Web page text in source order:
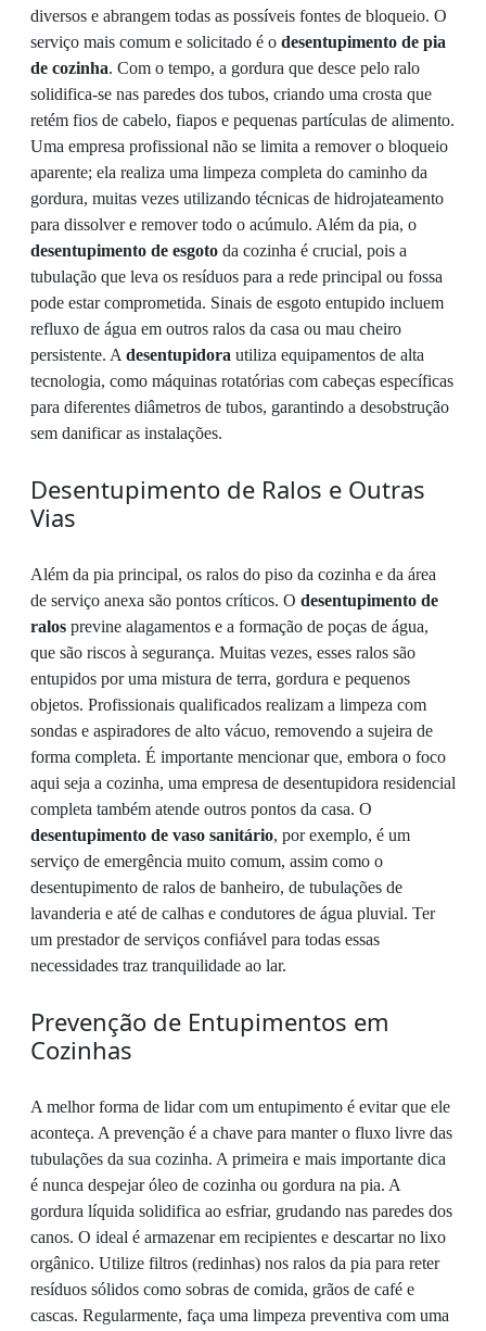
diversos e abrangem todas as possíveis fontes de bloqueio. O
serviço mais comum e solicitado é o desentupimento de pia
de cozinha. Com o tempo, a gordura que desce pelo ralo
solidifica-se nas paredes dos tubos, criando uma crosta que
retém fios de cabelo, fiapos e pequenas partículas de alimento.
Uma empresa profissional não se limita a remover o bloqueio
aparente; ela realiza uma limpeza completa do caminho da
gordura, muitas vezes utilizando técnicas de hidrojateamento
para dissolver e remover todo o acúmulo. Além da pia, o
desentupimento de esgoto da cozinha é crucial, pois a
tubulação que leva os resíduos para a rede principal ou fossa
pode estar comprometida. Sinais de esgoto entupido incluem
refluxo de água em outros ralos da casa ou mau cheiro
persistente. A desentupidora utiliza equipamentos de alta
tecnologia, como máquinas rotatórias com cabeças específicas
para diferentes diâmetros de tubos, garantindo a desobstrução
sem danificar as instalações.
Desentupimento de Ralos e Outras
Vias
Além da pia principal, os ralos do piso da cozinha e da área
de serviço anexa são pontos críticos. O desentupimento de
ralos previne alagamentos e a formação de poças de água,
que são riscos à segurança. Muitas vezes, esses ralos são
entupidos por uma mistura de terra, gordura e pequenos
objetos. Profissionais qualificados realizam a limpeza com
sondas e aspiradores de alto vácuo, removendo a sujeira de
forma completa. É importante mencionar que, embora o foco
aqui seja a cozinha, uma empresa de desentupidora residencial
completa também atende outros pontos da casa. O
desentupimento de vaso sanitário, por exemplo, é um
serviço de emergência muito comum, assim como o
desentupimento de ralos de banheiro, de tubulações de
lavanderia e até de calhas e condutores de água pluvial. Ter
um prestador de serviços confiável para todas essas
necessidades traz tranquilidade ao lar.
Prevenção de Entupimentos em
Cozinhas
A melhor forma de lidar com um entupimento é evitar que ele
aconteça. A prevenção é a chave para manter o fluxo livre das
tubulações da sua cozinha. A primeira e mais importante dica
é nunca despejar óleo de cozinha ou gordura na pia. A
gordura líquida solidifica ao esfriar, grudando nas paredes dos
canos. O ideal é armazenar em recipientes e descartar no lixo
orgânico. Utilize filtros (redinhas) nos ralos da pia para reter
resíduos sólidos como sobras de comida, grãos de café e
cascas. Regularmente, faça uma limpeza preventiva com uma